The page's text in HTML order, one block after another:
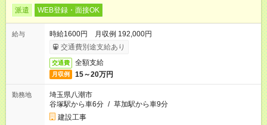
派遣 WEB登録・面接OK
給与
時給1600円 月収例 192,000円
交通費別途支給あり
交通費 全額支給
月収例 15～20万円
勤務地
埼玉県八潮市
谷塚駅から車6分 / 草加駅から車9分
建設工事